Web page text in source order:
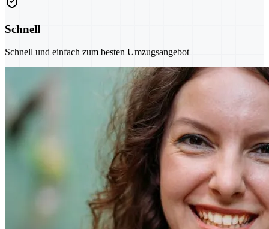
Schnell
Schnell und einfach zum besten Umzugsangebot